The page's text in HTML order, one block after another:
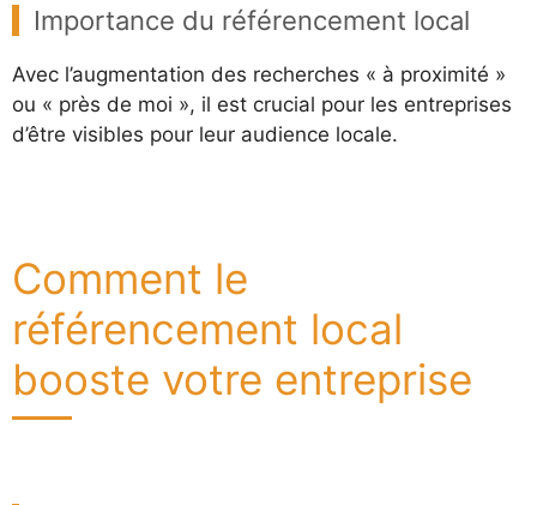
Importance du référencement local
Avec l’augmentation des recherches « à proximité »
ou « près de moi », il est crucial pour les entreprises
d’être visibles pour leur audience locale.
Comment le
référencement local
booste votre entreprise